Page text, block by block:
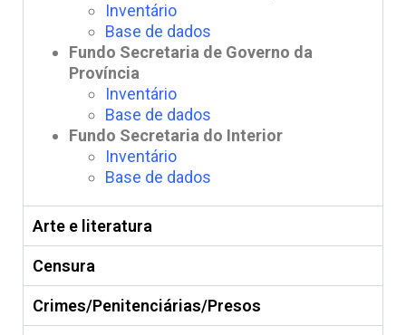
Inventário
Base de dados
Fundo Secretaria de Governo da
Província
Inventário
Base de dados
Fundo Secretaria do Interior
Inventário
Base de dados
Arte e literatura
Censura
Crimes/Penitenciárias/Presos